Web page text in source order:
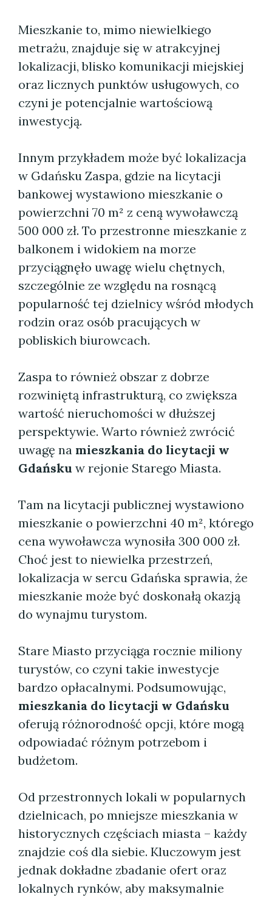
Mieszkanie to, mimo niewielkiego
metrażu, znajduje się w atrakcyjnej
lokalizacji, blisko komunikacji miejskiej
oraz licznych punktów usługowych, co
czyni je potencjalnie wartościową
inwestycją.
Innym przykładem może być lokalizacja
w Gdańsku Zaspa, gdzie na licytacji
bankowej wystawiono mieszkanie o
powierzchni 70 m² z ceną wywoławczą
500 000 zł. To przestronne mieszkanie z
balkonem i widokiem na morze
przyciągnęło uwagę wielu chętnych,
szczególnie ze względu na rosnącą
popularność tej dzielnicy wśród młodych
rodzin oraz osób pracujących w
pobliskich biurowcach.
Zaspa to również obszar z dobrze
rozwiniętą infrastrukturą, co zwiększa
wartość nieruchomości w dłuższej
perspektywie. Warto również zwrócić
uwagę na mieszkania do licytacji w
Gdańsku w rejonie Starego Miasta.
Tam na licytacji publicznej wystawiono
mieszkanie o powierzchni 40 m², którego
cena wywoławcza wynosiła 300 000 zł.
Choć jest to niewielka przestrzeń,
lokalizacja w sercu Gdańska sprawia, że
mieszkanie może być doskonałą okazją
do wynajmu turystom.
Stare Miasto przyciąga rocznie miliony
turystów, co czyni takie inwestycje
bardzo opłacalnymi. Podsumowując,
mieszkania do licytacji w Gdańsku
oferują różnorodność opcji, które mogą
odpowiadać różnym potrzebom i
budżetom.
Od przestronnych lokali w popularnych
dzielnicach, po mniejsze mieszkania w
historycznych częściach miasta – każdy
znajdzie coś dla siebie. Kluczowym jest
jednak dokładne zbadanie ofert oraz
lokalnych rynków, aby maksymalnie